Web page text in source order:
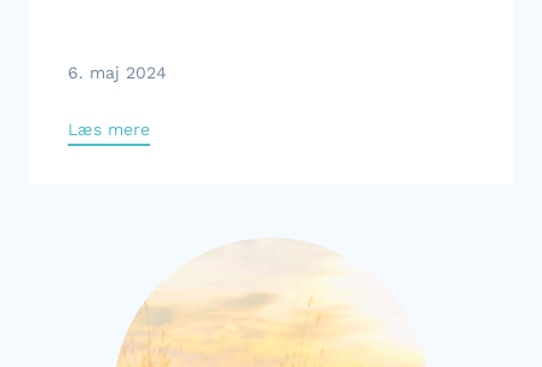
6. maj 2024
Læs mere